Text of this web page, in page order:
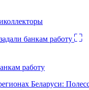
работу